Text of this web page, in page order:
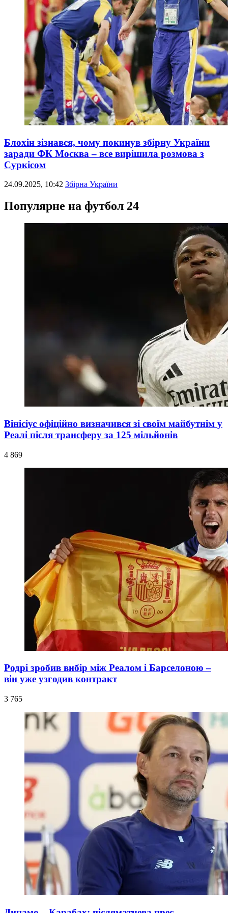
Блохін зізнався, чому покинув збірну України
заради ФК Москва – все вирішила розмова з
Суркісом
24.09.2025, 10:42 Збірна України
Популярне на футбол 24
Вінісіус офіційно визначився зі своїм майбутнім у
Реалі після трансферу за 125 мільйонів
4 869
Родрі зробив вибір між Реалом і Барселоною –
він уже узгодив контракт
3 765